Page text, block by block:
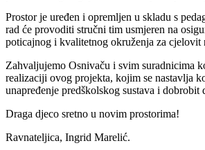
Prostor je uređen i opremljen u skladu s
rad će provoditi stručni tim usmjeren na
poticajnog i kvalitetnog okruženja za cjelovit
Zahvaljujemo Osnivaču i svim suradnicima
realizaciji ovog projekta, kojim se nastavlja
unapređenje predškolskog sustava i dobrobit
Draga djeco sretno u novim prostorima!
Ravnateljica, Ingrid Marelić.